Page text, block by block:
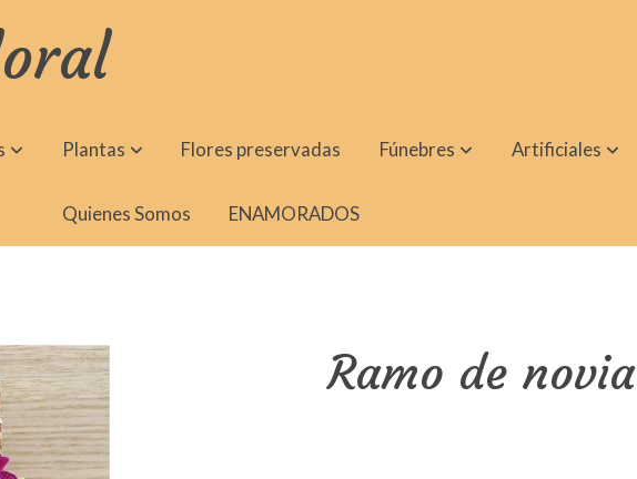
Plantas Flores preservadas Fúnebres Artificiales
Quienes Somos ENAMORADOS
Ramo de novia